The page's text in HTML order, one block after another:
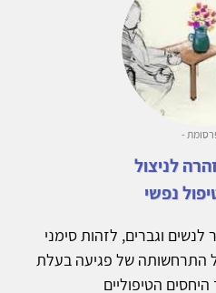
-
לניצול
נפשי
וגברים, לזהות סימני
התרחשותה של פגיעה בעלת
הטיפוליים